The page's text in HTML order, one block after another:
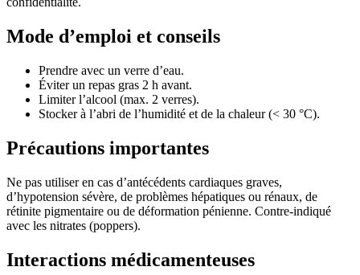
Mode d’emploi et conseils
Prendre avec un verre d’eau.
Éviter un repas gras 2 h avant.
Limiter l’alcool (max. 2 verres).
Stocker à l’abri de l’humidité et de la chaleur (< 30 °C).
Précautions importantes
Ne pas utiliser en cas d’antécédents cardiaques graves,
d’hypotension sévère, de problèmes hépatiques ou rénaux, de
rétinite pigmentaire ou de déformation pénienne. Contre-indiqué
avec les nitrates (poppers).
Interactions médicamenteuses